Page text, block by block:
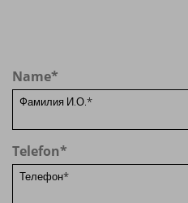
Name*
Telefon*